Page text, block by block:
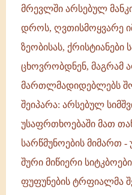
მრევლში არსებულ
დროს, ღვთისმოყვარე
ზეობისას, ქრისტიანები
ცხოვრობდნენ, მაგრამ
მართლმადიდებლებს
შეიპარა: არსებულ
უსაფრთხოებაში მათ
სარწმუნოების მიმართ
შური მიწიერი
ფუფუნების ტრფიალმა